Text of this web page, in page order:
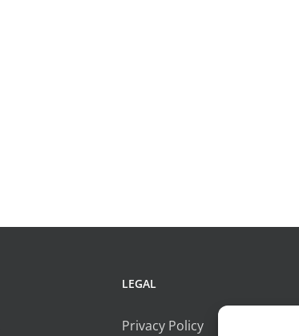
LEGAL
Privacy Policy